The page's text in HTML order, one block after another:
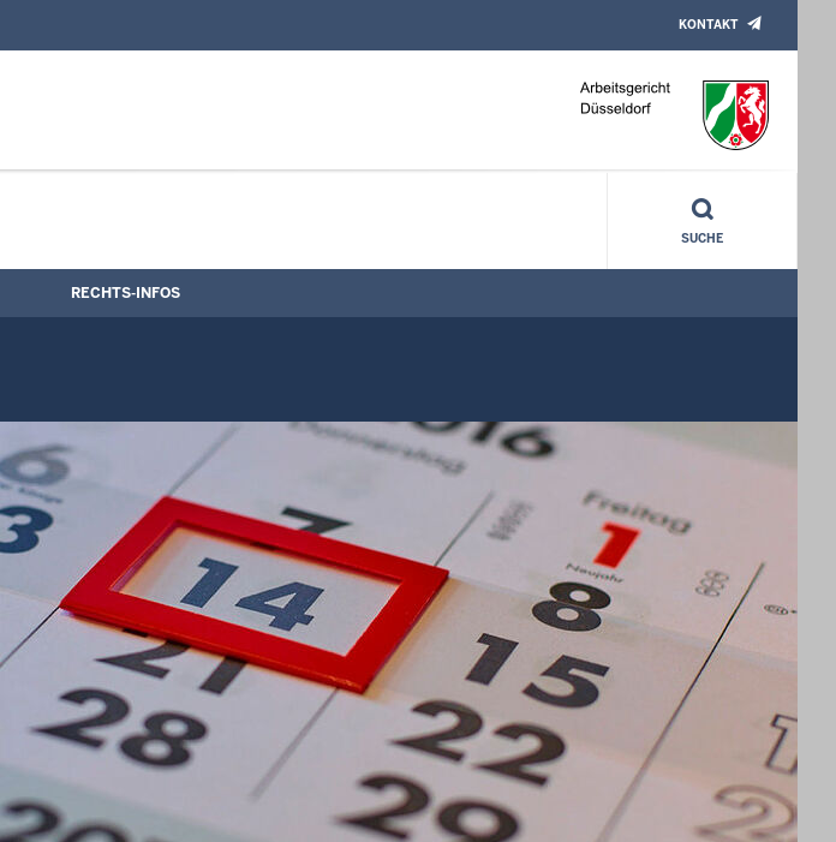
KONTAKT
SUCHE
RECHTS-INFOS